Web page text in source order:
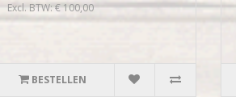
Excl. BTW: € 100,00
BESTELLEN